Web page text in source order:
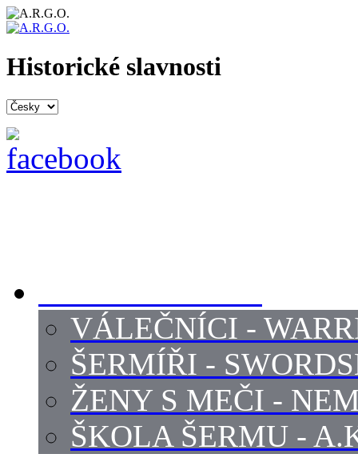
Historické slavnosti
VÁLEČNÍCI -
ŠERMÍŘI -
ŽENY S MEČI -
ŠKOLA ŠERMU -